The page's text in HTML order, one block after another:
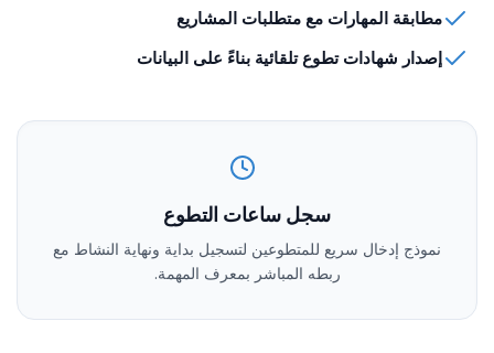
مطابقة المهارات مع متطلبات المشاريع
إصدار شهادات تطوع تلقائية بناءً على البيانات
سجل ساعات التطوع
نموذج إدخال سريع للمتطوعين لتسجيل بداية ونهاية النشاط مع
ربطه المباشر بمعرف المهمة.